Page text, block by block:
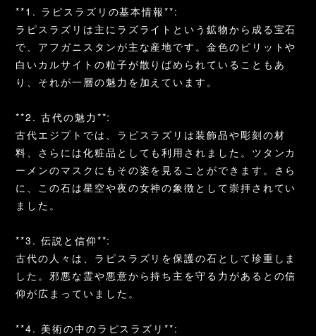
**1. ラピスラズリの基本情報**:
ラピスラズリは主にラズライトという鉱物から成る宝石
で、アフガニスタンが主な産地です。金色のピリットや
白いカルサイトの粒子が散りばめられていることもあ
り、それが一層の魅力を加えています。
**2. 古代の魅力**:
古代エジプトでは、ラピスラズリは装飾品や彫刻の材
料、さらには化粧品としても利用されました。ツタンカ
ーメンのマスクにもその姿を見ることができます。さら
に、この石は星空や夜の女神の象徴として崇拝されてい
ました。
**3. 伝説と信仰**:
古代の人々は、ラピスラズリを保護の石として珍重しま
した。邪悪な霊や悪意から持ち主を守る力があるとの信
仰が広まっていました。
**4. 美術の中のラピスラズリ**: